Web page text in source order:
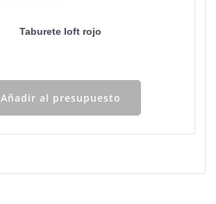
Taburete loft rojo
Añadir al presupuesto